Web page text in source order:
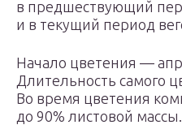
в предшествующий
и в текущий период
Начало цветения —
Длительность самого
Во время цветения
до 90% листовой